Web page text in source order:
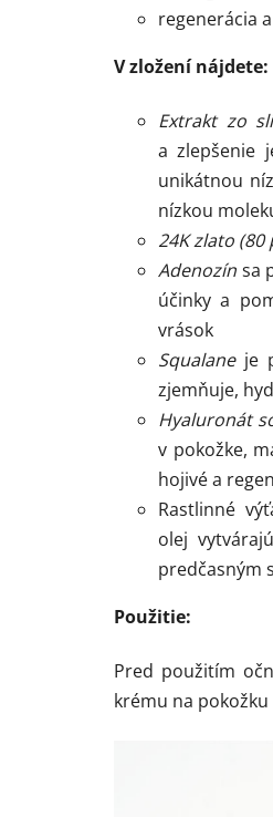
regenerácia
V zložení nájdete:
Extrakt zo
a zlepšenie
unikátnou
nízkou
24K zlato (80
Adenozín sa
účinky a
vrások
Squalaneje
zjemňuje,
Hyaluronát
v pokožke,
hojivé a
Rastlinné
olej
predčasným
Použitie:
Pred použitím
krému na